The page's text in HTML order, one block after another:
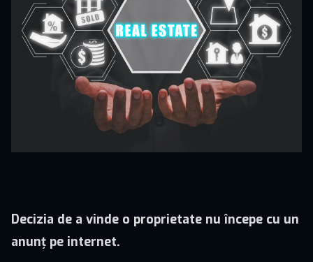
Decizia de a vinde o proprietate nu începe cu un
anunț pe internet.